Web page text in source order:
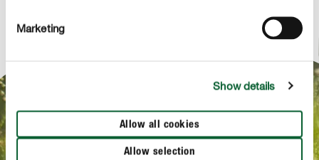
Marketing
Show details
Allow all cookies
Allow selection
NEWSLETTERANMELDUNG
Bis zum 15.08.2026 Newsletter abonnieren
und gewinnen!